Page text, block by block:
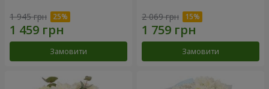
1 945 грн
Замовити
2 069 грн
Замовити